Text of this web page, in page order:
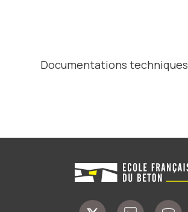
Documentations techniques